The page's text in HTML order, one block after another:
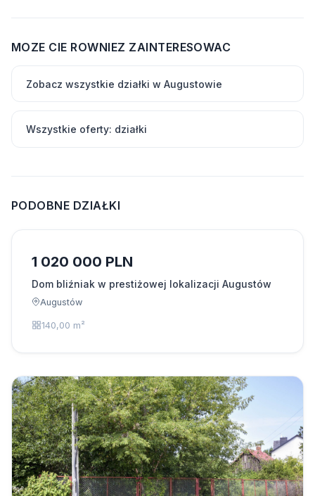
MOZE CIE ROWNIEZ ZAINTERESOWAC
Zobacz wszystkie działki w Augustowie
Wszystkie oferty: działki
PODOBNE DZIAŁKI
1 020 000 PLN
Dom bliźniak w prestiżowej lokalizacji Augustów
Augustów
140,00 m²